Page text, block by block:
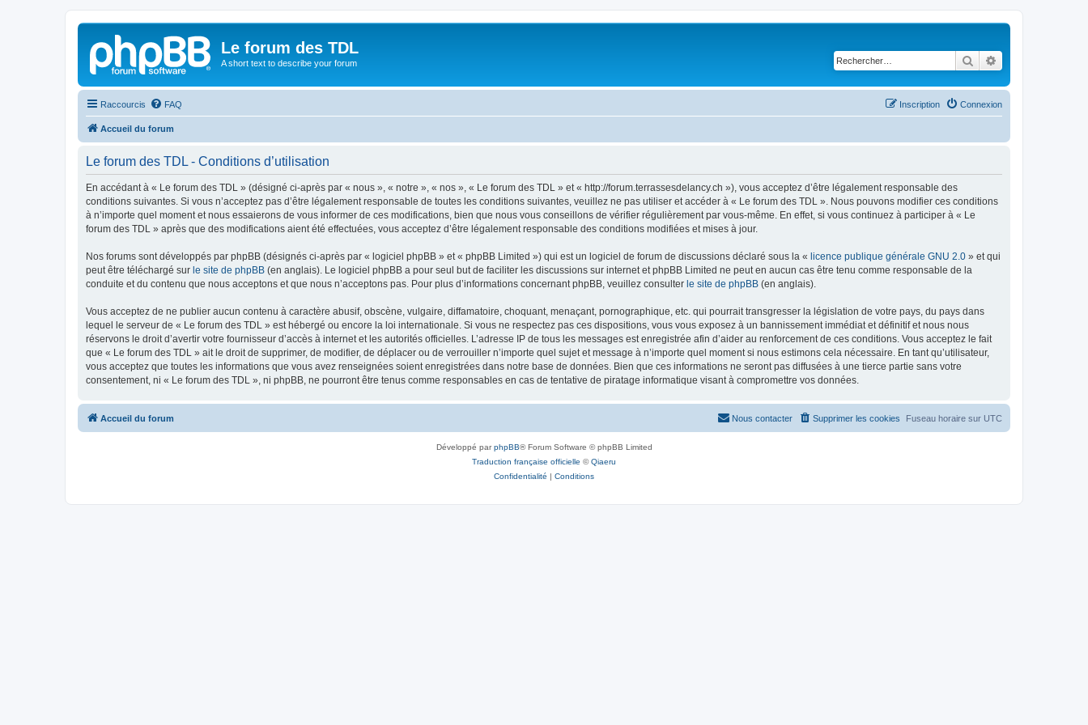
Le forum des TDL
A short text to describe your forum Rechercher
Raccourcis FAQ Connexion
Inscription
Accueil du forum
Le forum des TDL - Conditions d’utilisation
En accédant à « Le forum des TDL » (désigné ci-après par « nous », « notre », « nos », « Le forum des TDL » et « http://forum.terrassesdelancy.ch »), vous acceptez d’être légalement responsable des
conditions suivantes. Si vous n’acceptez pas d’être légalement responsable de toutes les conditions suivantes, veuillez ne pas utiliser et accéder à « Le forum des TDL ». Nous pouvons modifier ces conditions
à n’importe quel moment et nous essaierons de vous informer de ces modifications, bien que nous vous conseillons de vérifier régulièrement par vous-même. En effet, si vous continuez à participer à « Le
forum des TDL » après que des modifications aient été effectuées, vous acceptez d’être légalement responsable des conditions modifiées et mises à jour.
Nos forums sont développés par phpBB (désignés ci-après par « logiciel phpBB » et « phpBB Limited ») qui est un logiciel de forum de discussions déclaré sous la « licence publique générale GNU 2.0 » et qui
peut être téléchargé sur le site de phpBB (en anglais). Le logiciel phpBB a pour seul but de faciliter les discussions sur internet et phpBB Limited ne peut en aucun cas être tenu comme responsable de la
conduite et du contenu que nous acceptons et que nous n’acceptons pas. Pour plus d’informations concernant phpBB, veuillez consulter le site de phpBB (en anglais).
Vous acceptez de ne publier aucun contenu à caractère abusif, obscène, vulgaire, diffamatoire, choquant, menaçant, pornographique, etc. qui pourrait transgresser la législation de votre pays, du pays dans
lequel le serveur de « Le forum des TDL » est hébergé ou encore la loi internationale. Si vous ne respectez pas ces dispositions, vous vous exposez à un bannissement immédiat et définitif et nous nous
réservons le droit d’avertir votre fournisseur d’accès à internet et les autorités officielles. L’adresse IP de tous les messages est enregistrée afin d’aider au renforcement de ces conditions. Vous acceptez le fait
que « Le forum des TDL » ait le droit de supprimer, de modifier, de déplacer ou de verrouiller n’importe quel sujet et message à n’importe quel moment si nous estimons cela nécessaire. En tant qu’utilisateur,
vous acceptez que toutes les informations que vous avez renseignées soient enregistrées dans notre base de données. Bien que ces informations ne seront pas diffusées à une tierce partie sans votre
consentement, ni « Le forum des TDL », ni phpBB, ne pourront être tenus comme responsables en cas de tentative de piratage informatique visant à compromettre vos données.
Accueil du forum Fuseau horaire sur UTC
Supprimer les cookies
Nous contacter
Développé parphpBB® Forum Software © phpBB Limited
Traduction française officielle ©Qiaeru
Confidentialité | Conditions